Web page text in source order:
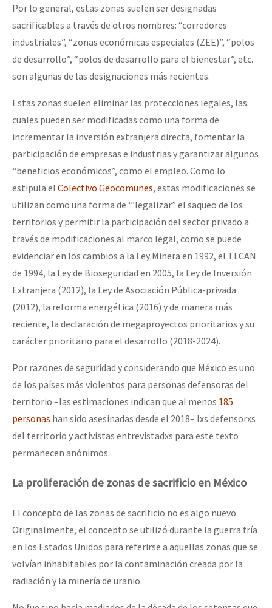
Por lo general, estas zonas suelen ser designadas
sacrificables a través de otros nombres: “corredores
industriales”, “zonas económicas especiales (ZEE)”, “polos
de desarrollo”, “polos de desarrollo para el bienestar”, etc.
son algunas de las designaciones más recientes.
Estas zonas suelen eliminar las protecciones legales, las
cuales pueden ser modificadas como una forma de
incrementar la inversión extranjera directa, fomentar la
participación de empresas e industrias y garantizar algunos
“beneficios económicos”, como el empleo. Como lo
estipula el Colectivo Geocomunes, estas modificaciones se
utilizan como una forma de ‘”legalizar” el saqueo de los
territorios y permitir la participación del sector privado a
través de modificaciones al marco legal, como se puede
evidenciar en los cambios a la Ley Minera en 1992, el TLCAN
de 1994, la Ley de Bioseguridad en 2005, la Ley de Inversión
Extranjera (2012), la Ley de Asociación Pública-privada
(2012), la reforma energética (2016) y de manera más
reciente, la declaración de megaproyectos prioritarios y su
carácter prioritario para el desarrollo (2018-2024).
Por razones de seguridad y considerando que México es uno
de los países más violentos para personas defensoras del
territorio –las estimaciones indican que al menos 185
personas han sido asesinadas desde el 2018– lxs defensorxs
del territorio y activistas entrevistadxs para este texto
permanecen anónimos.
La proliferación de zonas de sacrificio en México
El concepto de las zonas de sacrificio no es algo nuevo.
Originalmente, el concepto se utilizó durante la guerra fría
en los Estados Unidos para referirse a aquellas zonas que se
volvían inhabitables por la contaminación creada por la
radiación y la minería de uranio.